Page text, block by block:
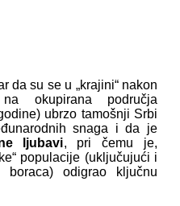
da su se u „krajini“ nakon
okupirana područja
ubrzo tamošnji Srbi
snaga i da je
ljubavi, pri čemu je,
populacije (uključujući i
boraca) odigrao ključnu